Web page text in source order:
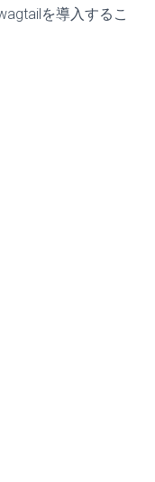
を導入するこ